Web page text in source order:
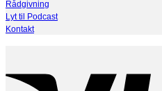
Rådgivning
Lyt til Podcast
Kontakt